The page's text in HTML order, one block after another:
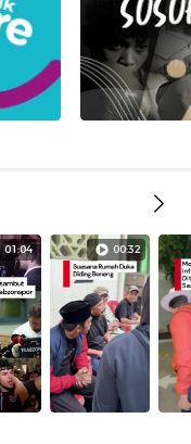
01:04 00:32